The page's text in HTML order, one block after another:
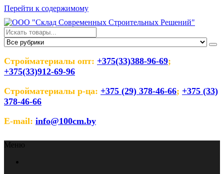
Перейти к содержимому
ООО "Склад Современных
Строительных Решений"
Оптовый магазин строительных материалов
Стройматериалы опт: +375(33)388-96-69;
+375(33)912-69-96
Стройматериалы р-ца: +375 (29) 378-46-66; +375 (33)
378-46-66
E-mail: info@100cm.by
Меню